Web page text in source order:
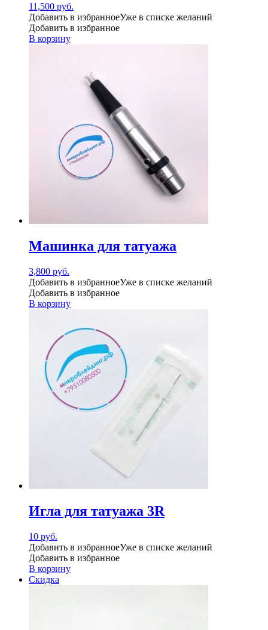
11,500 руб.
Добавить в избранноеУже в списке желаний
Добавить в избранное
В корзину
Машинка для татуажа
3,800 руб.
Добавить в избранноеУже в списке желаний
Добавить в избранное
В корзину
Игла для татуажа 3R
10 руб.
Добавить в избранноеУже в списке желаний
Добавить в избранное
В корзину
Скидка